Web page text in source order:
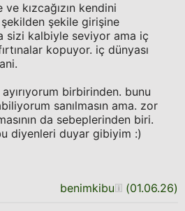
kızcağızın kendini
şekile girişine
sizi kalbiyle seviyor ama iç
kopuyor. iç dünyası
birbirinden. bunu
sanılmasın ama. zor
da sebeplerinden biri.
diyenleri duyar gibiyim :)
benimkibu (01.06.26)